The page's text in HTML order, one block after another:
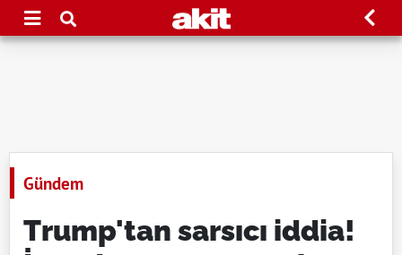
Gündem
Trump'tan sarsıcı iddia!